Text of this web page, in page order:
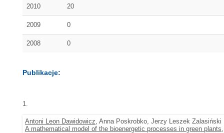
2010 20
2009 0
2008 0
Publikacje:
1.
Antoni Leon Dawidowicz, Anna Poskrobko, Jerzy Leszek Zalasiński
A mathematical model of the bioenergetic processes in green plants